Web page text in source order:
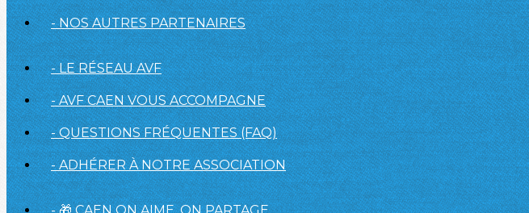
- NOS AUTRES PARTENAIRES
- LE RÉSEAU AVF
- AVF CAEN VOUS ACCOMPAGNE
- QUESTIONS FRÉQUENTES (FAQ)
- ADHÉRER À NOTRE ASSOCIATION